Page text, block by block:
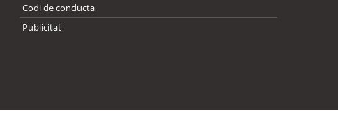
Codi de conducta
Publicitat